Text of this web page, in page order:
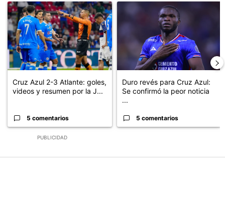
PUBLICIDAD
Un artículo de tendencia con el título "Cruz Azul 2-3 Atlante:
Cruz Azul 2-3 Atlante: goles,
videos y resumen por la J...
5 comentarios
Un artículo de tendencia con
Duro revés para Cruz Azul:
Se confirmó la peor noticia
...
5 comentarios